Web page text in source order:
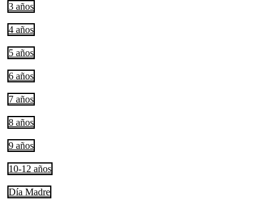
3 años
4 años
5 años
6 años
7 años
8 años
9 años
10-12 años
Día Madre